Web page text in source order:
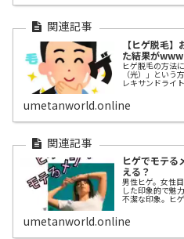
【ヒゲ脱毛
た結果がwww
ヒゲ脱毛の方法
（光）」という
レキサンドライ
ます。レーザー
umetanworld.online
ヒゲでモテる
える？
男性ヒゲ。女性
した印象的で魅
不潔な印象。ヒ
umetanworld.online